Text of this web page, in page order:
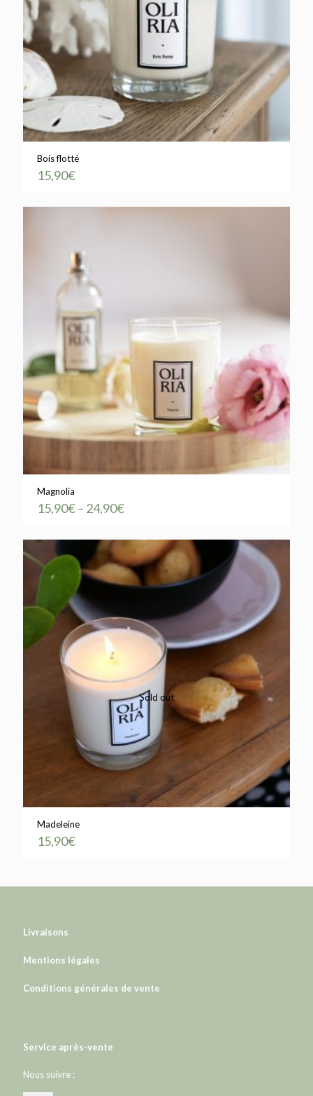
Bois flotté
15,90€
Magnolia
15,90€– 24,90€
Sold out
Madeleine
15,90€
Livraisons
Mentions légales
Conditions générales de vente
Service après-vente
Nous suivre :